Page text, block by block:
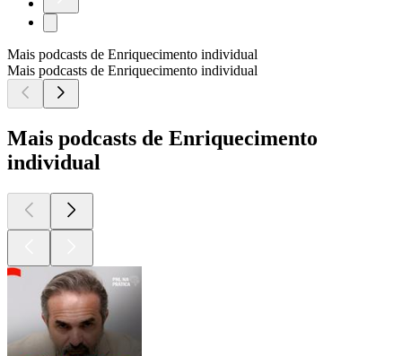
Mais podcasts de Enriquecimento individual
Mais podcasts de Enriquecimento individual
Mais podcasts de Enriquecimento
individual